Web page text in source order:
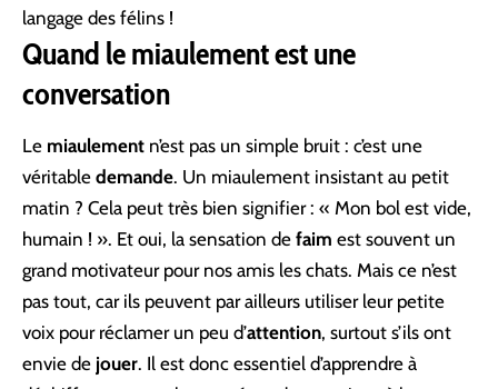
langage des félins !
Quand le miaulement est une
conversation
Le miaulement n’est pas un simple bruit : c’est une
véritable demande. Un miaulement insistant au petit
matin ? Cela peut très bien signifier : « Mon bol est vide,
humain ! ». Et oui, la sensation de faim est souvent un
grand motivateur pour nos amis les chats. Mais ce n’est
pas tout, car ils peuvent par ailleurs utiliser leur petite
voix pour réclamer un peu d’attention, surtout s’ils ont
envie de jouer. Il est donc essentiel d’apprendre à